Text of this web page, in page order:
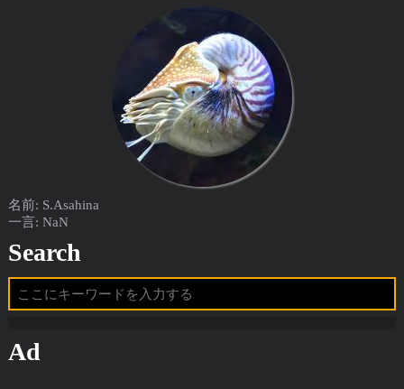
名前: S.Asahina
一言: NaN
Search
Ad